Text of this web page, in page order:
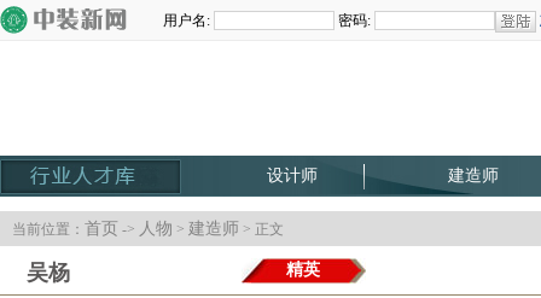
设计师 建造师
当前位置： 首页 -> 人物 > 建造师 > 正文
吴杨 精英